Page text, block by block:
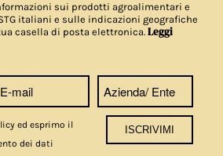
sui prodotti agroalimentari e
italiani e sulle indicazioni geografiche
casella di posta elettronica.Leggi
ed esprimo il
dei dati